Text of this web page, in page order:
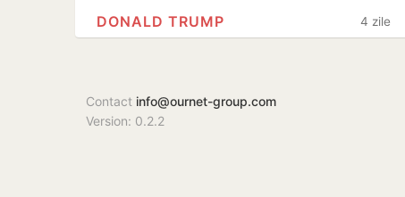
4 zile
DONALD TRUMP
Contact info@ournet-group.com
Version: 0.2.2